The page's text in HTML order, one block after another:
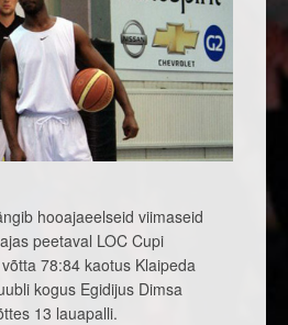
hooajaeelseid viimaseid
peetaval LOC Cupi
78:84 kaotus Klaipeda
kogus Egidijus Dimsa
13 lauapalli.